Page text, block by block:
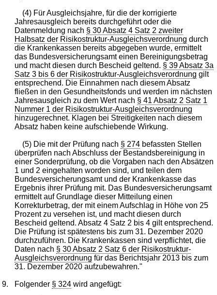
(4) Für Ausgleichsjahre, für die der korrigierte
Jahresausgleich bereits durchgeführt oder die
Datenmeldung nach § 30 Absatz 4 Satz 2 zweiter
Halbsatz der Risikostruktur-Ausgleichsverordnung durch
die Krankenkassen bereits abgegeben wurde, ermittelt
das Bundesversicherungsamt einen Bereinigungsbetrag
und macht diesen durch Bescheid geltend. § 39 Absatz 3a
Satz 3 bis 6 der Risikostruktur-Ausgleichsverordnung gilt
entsprechend. Die Einnahmen nach diesem Absatz
fließen in den Gesundheitsfonds und werden im nächsten
Jahresausgleich zu dem Wert nach § 41 Absatz 2 Satz 1
Nummer 1 der Risikostruktur-Ausgleichsverordnung
hinzugerechnet. Klagen bei Streitigkeiten nach diesem
Absatz haben keine aufschiebende Wirkung.
(5) Die mit der Prüfung nach § 274 befassten Stellen
überprüfen nach Abschluss der Bestandsbereinigung in
einer Sonderprüfung, ob die Vorgaben nach den Absätzen
1 und 2 eingehalten worden sind, und teilen dem
Bundesversicherungsamt und der Krankenkasse das
Ergebnis ihrer Prüfung mit. Das Bundesversicherungsamt
ermittelt auf Grundlage dieser Mitteilung einen
Korrekturbetrag, der mit einem Aufschlag in Höhe von 25
Prozent zu versehen ist, und macht diesen durch
Bescheid geltend. Absatz 4 Satz 2 bis 4 gilt entsprechend.
Die Prüfung ist spätestens bis zum 31. Dezember 2020
durchzuführen. Die Krankenkassen sind verpflichtet, die
Daten nach § 30 Absatz 2 Satz 6 der Risikostruktur-
Ausgleichsverordnung für das Berichtsjahr 2013 bis zum
31. Dezember 2020 aufzubewahren."
9. Folgender § 324 wird angefügt: